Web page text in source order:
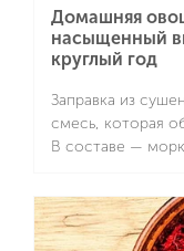
Домашняя
насыщенный
круглый год
Заправка из
смесь, которая
В составе —
консервантов и
решение для
бульона. В